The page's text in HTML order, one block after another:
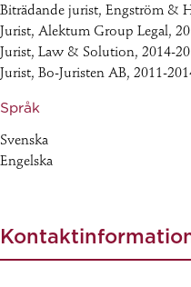
Biträdande jurist, Engström &
Jurist, Alektum Group Legal,
Jurist, Law & Solution, 2014-
Jurist, Bo-Juristen AB, 2011-
Språk
Svenska
Engelska